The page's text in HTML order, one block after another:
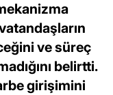
ve süreç
belirtti.
girişimini